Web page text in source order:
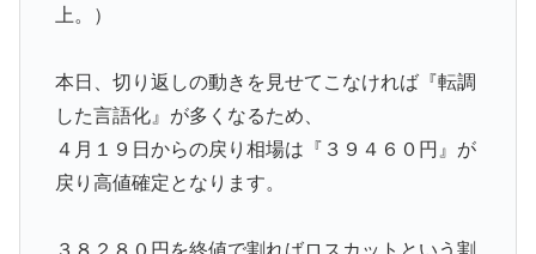
上。）
本日、切り返しの動きを見せてこなければ『転調
した言語化』が多くなるため、
４月１９日からの戻り相場は『３９４６０円』が
戻り高値確定となります。
３８２８０円を終値で割ればロスカットという割